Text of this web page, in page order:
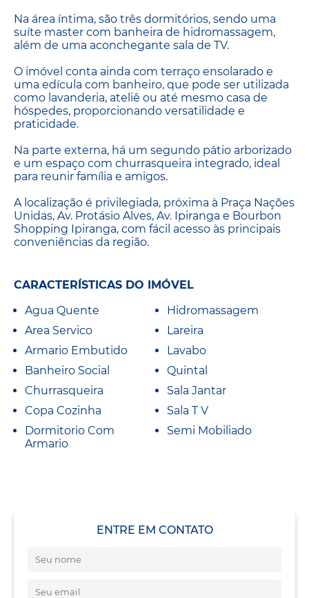
Na área íntima, são três dormitórios, sendo uma
suíte master com banheira de hidromassagem,
além de uma aconchegante sala de TV.
O imóvel conta ainda com terraço ensolarado e
uma edícula com banheiro, que pode ser utilizada
como lavanderia, ateliê ou até mesmo casa de
hóspedes, proporcionando versatilidade e
praticidade.
Na parte externa, há um segundo pátio arborizado
e um espaço com churrasqueira integrado, ideal
para reunir família e amigos.
A localização é privilegiada, próxima à Praça Nações
Unidas, Av. Protásio Alves, Av. Ipiranga e Bourbon
Shopping Ipiranga, com fácil acesso às principais
conveniências da região.
CARACTERÍSTICAS DO IMÓVEL
Agua Quente
Area Servico
Armario Embutido
Banheiro Social
Churrasqueira
Copa Cozinha
Dormitorio Com
Armario
Hidromassagem
Lareira
Lavabo
Quintal
Sala Jantar
Sala T V
Semi Mobiliado
ENTRE EM CONTATO